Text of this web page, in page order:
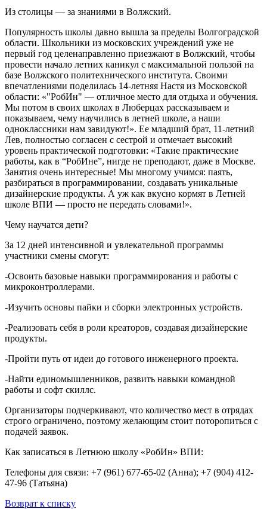
Из столицы — за знаниями в Волжский.
Популярность школы давно вышла за пределы Волгоградской
области. Школьники из московских учреждений уже не
первый год целенаправленно приезжают в Волжский, чтобы
провести начало летних каникул с максимальной пользой на
базе Волжского политехнического института. Своими
впечатлениями поделилась 14-летняя Настя из Московской
области: «"РобИн" — отличное место для отдыха и обучения.
Мы потом в своих школах в Люберцах рассказываем и
показываем, чему научились в летней школе, а наши
одноклассники нам завидуют!». Ее младший брат, 11-летний
Лев, полностью согласен с сестрой и отмечает высокий
уровень практической подготовки: «Такие практические
работы, как в “РобИне”, нигде не преподают, даже в Москве.
Занятия очень интересные! Мы многому учимся: паять,
разбираться в программировании, создавать уникальные
дизайнерские продукты. А уж как вкусно кормят в Летней
школе ВПИ — просто не передать словами!».
Чему научатся дети?
За 12 дней интенсивной и увлекательной программы
участники смены смогут:
-Освоить базовые навыки программирования и работы с
микроконтроллерами.
-Изучить основы пайки и сборки электронных устройств.
-Реализовать себя в роли креаторов, создавая дизайнерские
продукты.
-Пройти путь от идеи до готового инженерного проекта.
-Найти единомышленников, развить навыки командной
работы и софт скиллс.
Организаторы подчеркивают, что количество мест в отрядах
строго ограничено, поэтому желающим стоит поторопиться с
подачей заявок.
Как записаться в Летнюю школу «РобИн» ВПИ:
Телефоны для связи: +7 (961) 677-65-02 (Анна); +7 (904) 412-
47-96 (Татьяна)
Возврат к списку